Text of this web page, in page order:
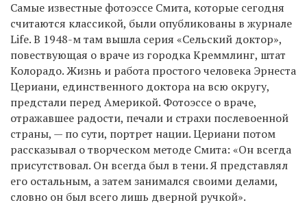
Самые известные фотоэссе Смита, которые сегодня
считаются классикой, были опубликованы в журнале
Life. В 1948-м там вышла серия «Сельский доктор»,
повествующая о враче из городка Креммлинг, штат
Колорадо. Жизнь и работа простого человека Эрнеста
Цериани, единственного доктора на всю округу,
предстали перед Америкой. Фотоэссе о враче,
отражавшее радости, печали и страхи послевоенной
страны, — по сути, портрет нации. Цериани потом
рассказывал о творческом методе Смита: «Он всегда
присутствовал. Он всегда был в тени. Я представлял
его остальным, а затем занимался своими делами,
словно он был всего лишь дверной ручкой».